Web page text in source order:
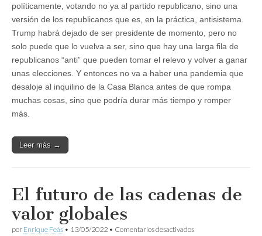
políticamente, votando no ya al partido republicano, sino una
versión de los republicanos que es, en la práctica, antisistema.
Trump habrá dejado de ser presidente de momento, pero no
solo puede que lo vuelva a ser, sino que hay una larga fila de
republicanos “anti” que pueden tomar el relevo y volver a ganar
unas elecciones. Y entonces no va a haber una pandemia que
desaloje al inquilino de la Casa Blanca antes de que rompa
muchas cosas, sino que podría durar más tiempo y romper
más.
Leer más →
El futuro de las cadenas de
valor globales
por Enrique Feás • 13/05/2022 • Comentarios desactivadosen